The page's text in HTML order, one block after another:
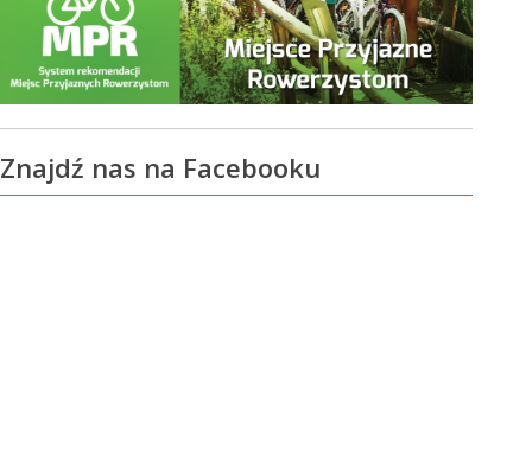
Znajdź nas na Facebooku